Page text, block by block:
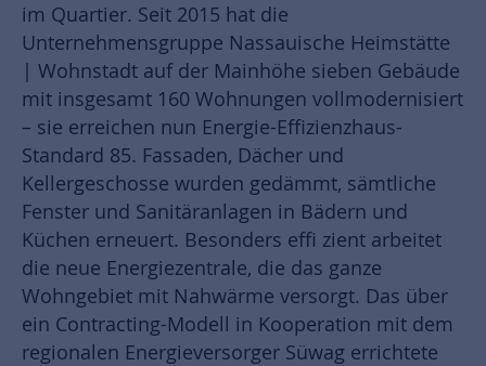
im Quartier. Seit 2015 hat die
Unternehmensgruppe Nassauische Heimstätte
| Wohnstadt auf der Mainhöhe sieben Gebäude
mit insgesamt 160 Wohnungen vollmodernisiert
– sie erreichen nun Energie-Effizienzhaus-
Standard 85. Fassaden, Dächer und
Kellergeschosse wurden gedämmt, sämtliche
Fenster und Sanitäranlagen in Bädern und
Küchen erneuert. Besonders effi zient arbeitet
die neue Energiezentrale, die das ganze
Wohngebiet mit Nahwärme versorgt. Das über
ein Contracting-Modell in Kooperation mit dem
regionalen Energieversorger Süwag errichtete